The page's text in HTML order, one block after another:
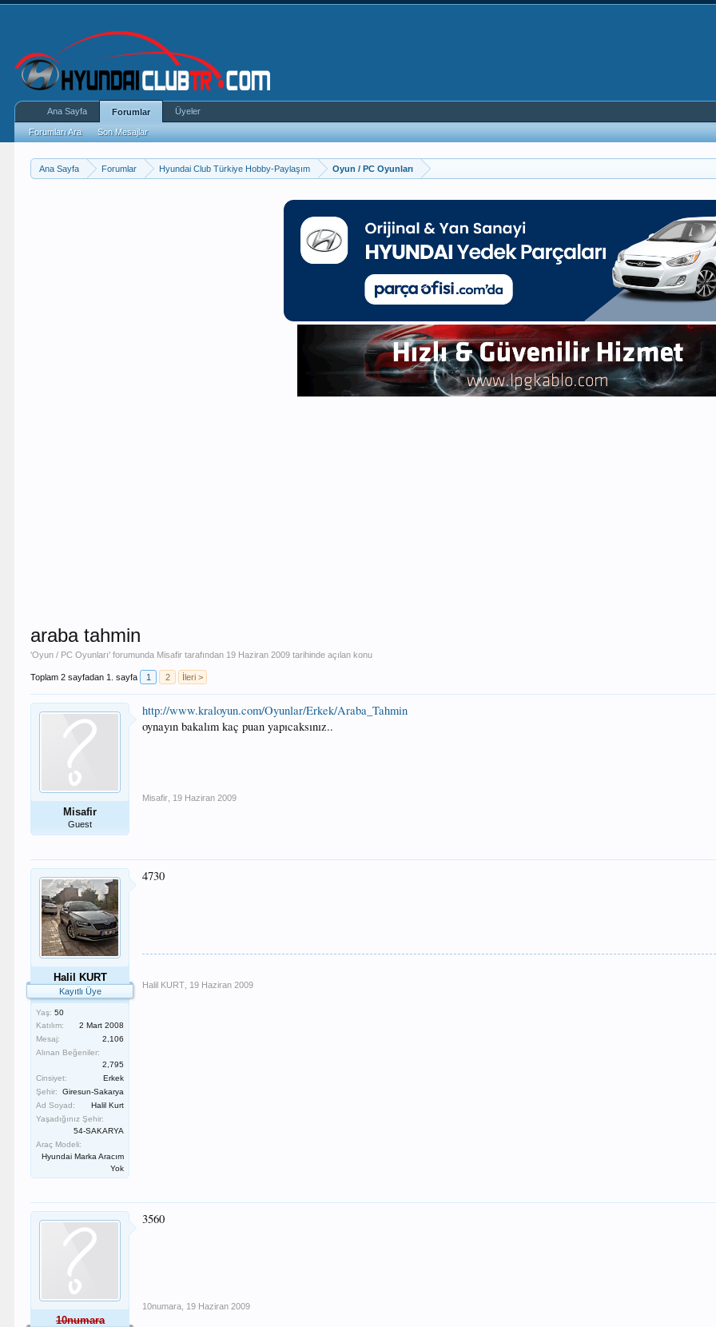
Ana Sayfa Forumlar Hyundai Club Türkiye Hobby-Paylaşım Oyun / PC Oyunları
araba tahmin
'Oyun / PC Oyunları' forumunda Misafir tarafından 19 Haziran 2009 tarihinde açılan konu
Toplam 2 sayfadan 1. sayfa 1 2 İleri >
Misafir
Guest
http://www.kraloyun.com/Oyunlar/Erkek/Araba_Tahmin
oynayın bakalım kaç puan yapıcaksınız..
Misafir 19 Haziran 2009
Halil KURT
Kayıtlı Üye
Yaş: 50
Katılım:
2 Mart 2008
Mesaj:
2,106
Alınan Beğeniler:
2,795
Cinsiyet:
Erkek
Şehir:
Giresun-Sakarya
Ad Soyad:
Halil Kurt
Yaşadığınız Şehir:
54-SAKARYA
Araç Modeli:
Hyundai Marka Aracım
Yok
4730
Halil KURT 19 Haziran 2009
10numara
3560
10numara 19 Haziran 2009
Ana Sayfa Forumlar
Forumları Ara Son Mesajlar
Üyeler